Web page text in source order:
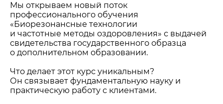
Мы открываем новый поток
профессионального обучения
«Биорезонансные технологии
и частотные методы оздоровления» с выдачей
свидетельства государственного образца
о дополнительном образовании.
Что делает этот курс уникальным?
Он связывает фундаментальную науку и
практическую работу с клиентами.